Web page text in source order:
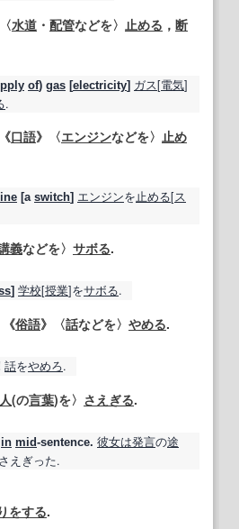
水道 ・ 配管などを〉 止める ， 断
of) gas [electricity] ガス[電気]
.
口語》〈エンジンなどを〉 止め
[a switch] エンジンを止める[ス
義などを〉 サボる.
] 学校[授業]をサボる.
俗語》〈話などを〉 やめる.
話をやめろ.
人(の言葉)を〉 さえぎる.
in mid‐sentence. 彼女は発言の途
えぎった.
をする.